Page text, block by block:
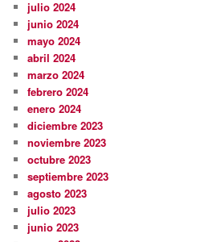
julio 2024
junio 2024
mayo 2024
abril 2024
marzo 2024
febrero 2024
enero 2024
diciembre 2023
noviembre 2023
octubre 2023
septiembre 2023
agosto 2023
julio 2023
junio 2023